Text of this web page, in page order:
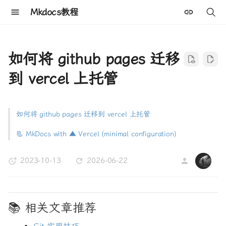
Mkdocs教程
入
索
如何将 github pages 迁移
到 vercel 上托管
如何将 github pages 迁移到 vercel 上托管
📃 MkDocs with ▲ Vercel (minimal configuration)
2023-10-13 2026-06-22 WK
📚 相关文章推荐